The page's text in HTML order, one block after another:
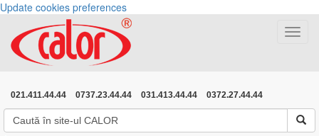
Update cookies preferences
Toggle
021.411.44.44 0737.23.44.44 031.413.44.44 0372.27.44.44